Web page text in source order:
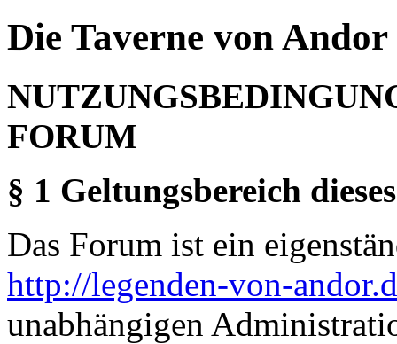
Die Taverne von
FORUM
§ 1 Geltungsbereich
Das Forum ist ein
http://legenden-von-
unabhängigen